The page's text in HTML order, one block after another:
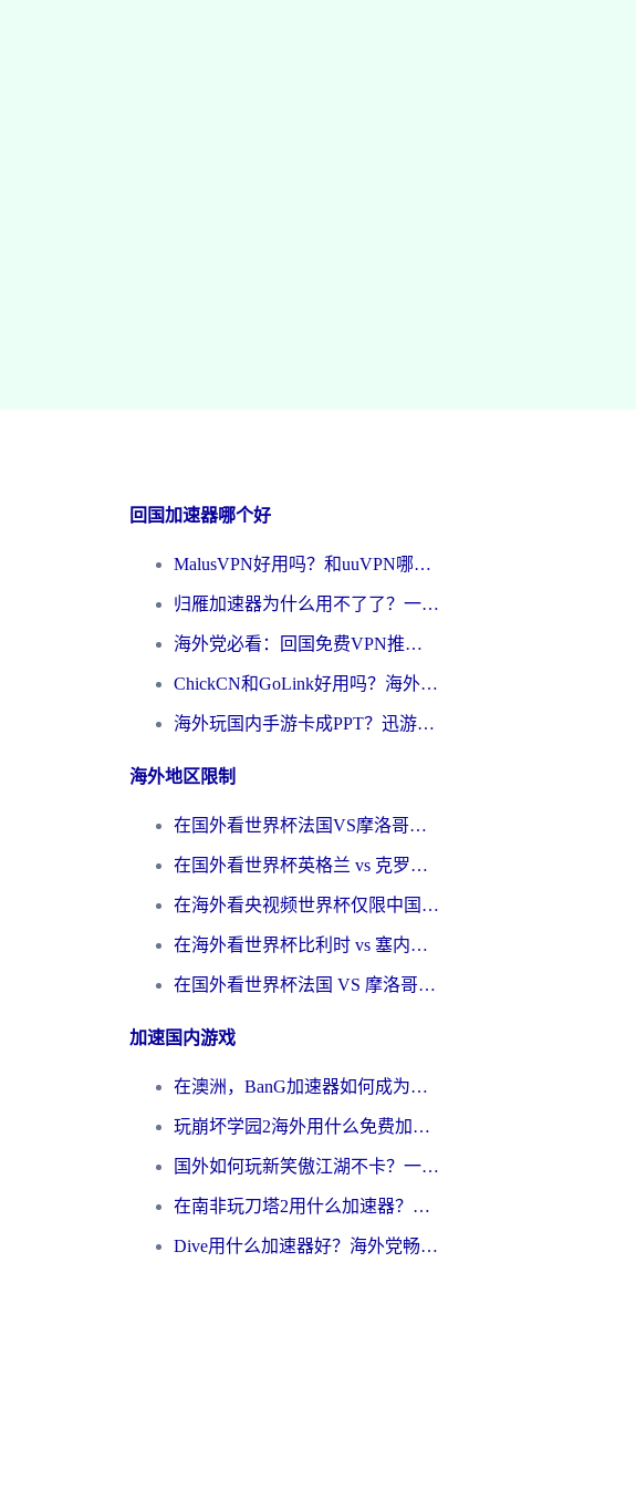
回国加速器哪个好
MalusVPN好用吗？和uuVPN哪个好？海外党无缝访问国内资源的真实对比与选择指南
归雁加速器为什么用不了了？一位海外游子的真实困惑与技术解答
海外党必看：回国免费VPN推荐？别踩坑！教你选对加速器无缝刷国内资源
ChickCN和GoLink好用吗？海外党如何选对回国加速器
海外玩国内手游卡成PPT？迅游和奇游手游哪个好？一篇讲透回国加速器怎么选
海外地区限制
在国外看世界杯法国VS摩洛哥地区限制？这篇指南让你流畅看中文解说无压力
在国外看世界杯英格兰 vs 克罗地亚当前地区不可播放？这篇指南帮你搞定所有海外观赛难题
在海外看央视频世界杯仅限中国大陆？这篇指南帮你解锁中文解说+无卡顿直播
在海外看世界杯比利时 vs 塞内加尔仅限中国大陆？我找到了最流畅的中文解说之路
在国外看世界杯法国 VS 摩洛哥仅限中国大陆？海外党这样看中文解说赛事不卡顿
加速国内游戏
在澳洲，BanG加速器如何成为你国服游戏的“时光机”？
玩崩坏学园2海外用什么免费加速器好？2026海外党亲测国服游戏加速指南
国外如何玩新笑傲江湖不卡？一份给海外游子的终极网络指南
在南非玩刀塔2用什么加速器？一份给海外游子的终极生存指南
Dive用什么加速器好？海外党畅玩国服游戏的终极避坑指南